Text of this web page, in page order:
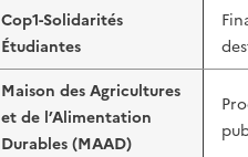
Cop1-Solidarités
Étudiantes
Maison des Agricultures
et de l’Alimentation
Durables (MAAD)